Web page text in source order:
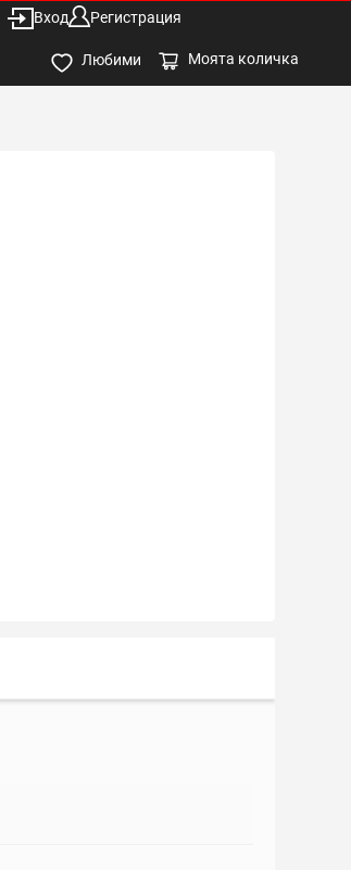
Вход Регистрация
Любими Моята количка